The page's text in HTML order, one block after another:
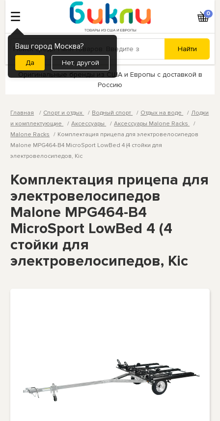
Ваш город Москва?
Нет, другой
0
Оригинальные бренды из США и Европы с доставкой в
Россию
Главная Спорт и отдых Водный спорт Отдых на воде
Лодки
и комплектующие
Аксессуары
Аксессуары Malone Racks
Malone Racks
Комплектация прицепа для электровелосипедов
Malone MPG464-B4 MicroSport LowBed 4 (4 стойки для
электровелосипедов, Kic
Комплектация прицепа для
электровелосипедов
Malone MPG464-B4
MicroSport LowBed 4 (4
стойки для
электровелосипедов, Kic